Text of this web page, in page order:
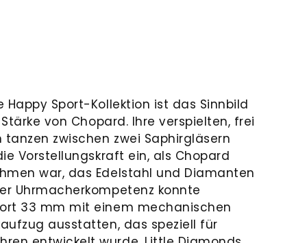
Happy Sport-Kollektion ist das Sinnbild
von Chopard. Ihre verspielten, frei
zwischen zwei Saphirgläsern
Vorstellungskraft ein, als Chopard
war, das Edelstahl und Diamanten
Uhrmacherkompetenz konnte
33 mm mit einem mechanischen
ausstatten, das speziell für